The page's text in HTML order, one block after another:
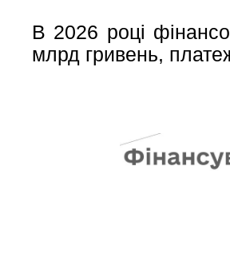
В 2026 році
млрд гривень,